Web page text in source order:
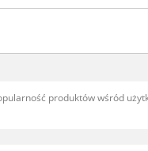
produktów wśród